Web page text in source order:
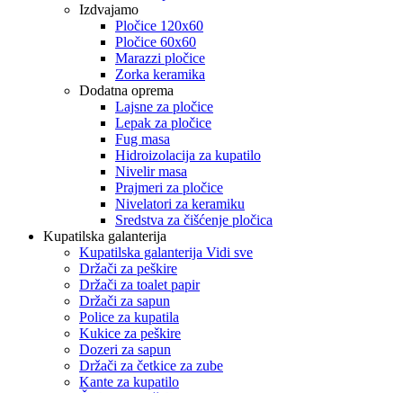
Izdvajamo
Pločice 120x60
Pločice 60x60
Marazzi pločice
Zorka keramika
Dodatna oprema
Lajsne za pločice
Lepak za pločice
Fug masa
Hidroizolacija za kupatilo
Nivelir masa
Prajmeri za pločice
Nivelatori za keramiku
Sredstva za čišćenje pločica
Kupatilska galanterija
Kupatilska galanterija Vidi sve
Držači za peškire
Držači za toalet papir
Držači za sapun
Police za kupatila
Kukice za peškire
Dozeri za sapun
Držači za četkice za zube
Kante za kupatilo